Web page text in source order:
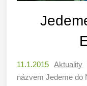
11.1.2015 Aktuality
názvem Jedeme do